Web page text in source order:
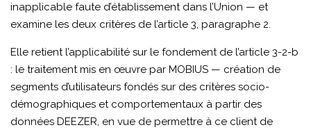
inapplicable faute d’établissement dans l’Union — et
examine les deux critères de l’article 3, paragraphe 2.
Elle retient l’applicabilité sur le fondement de l’article 3-2-b
: le traitement mis en œuvre par MOBIUS — création de
segments d’utilisateurs fondés sur des critères socio-
démographiques et comportementaux à partir des
données DEEZER, en vue de permettre à ce client de